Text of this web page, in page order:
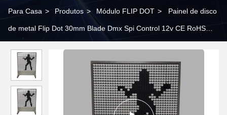
Para Casa > Produtos > Módulo FLIP DOT > Painel de disco
de metal Flip Dot 30mm Blade Dmx Spi Control 12v CE RoHS